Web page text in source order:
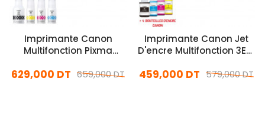
Imprimante Canon
Multifonction Pixma
Couleurs Wifi659,000 DT
629,000 DT
Imprimante Canon Jet
D'encre Multifonction 3En1
579,000 DT
459,000 DT